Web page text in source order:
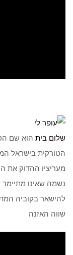
שלום בית הוא שם
הטורקית בישראל
מעריציו ההדוק את
נשמה שאינו
להישאר בקוביה
שווה האזנה